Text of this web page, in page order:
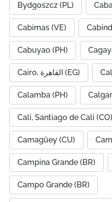
Bydgoszcz (PL)
Cabimas (VE)
Cabuyao (PH)
Cairo, القاهرة (EG)
Calamba (PH)
Cali, Santiago de Cali (CO)
Camagüey (CU)
Campina Grande (BR)
Campo Grande (BR)